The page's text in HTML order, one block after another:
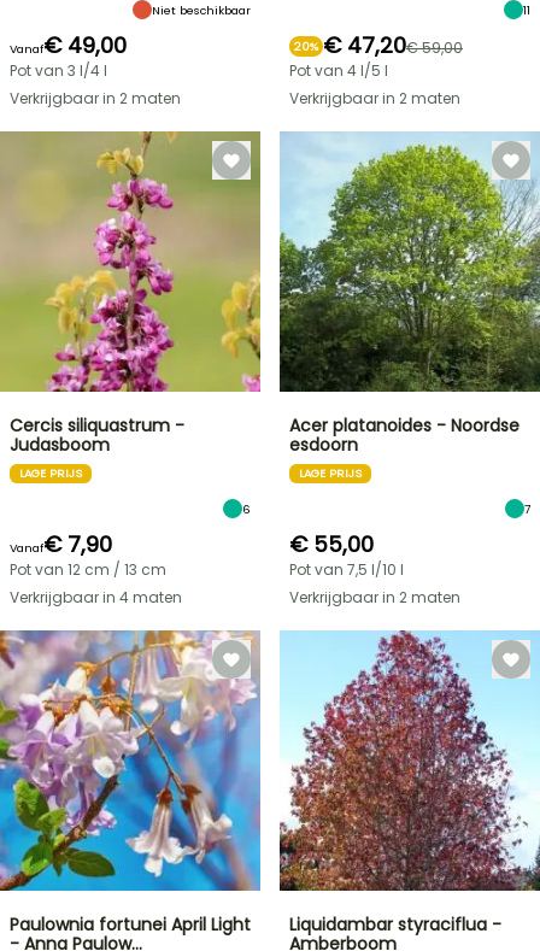
Niet beschikbaar
Vanaf€ 49,00
Pot van 3 l/4 l
Verkrijgbaar in 2 maten
11
20% € 47,20€ 59,00
Pot van 4 l/5 l
Verkrijgbaar in 2 maten
Cercis siliquastrum -
Judasboom
LAGE PRIJS
6
Vanaf€ 7,90
Pot van 12 cm / 13 cm
Verkrijgbaar in 4 maten
Acer platanoides - Noordse
esdoorn
LAGE PRIJS
7
€ 55,00
Pot van 7,5 l/10 l
Verkrijgbaar in 2 maten
Paulownia fortunei April Light
- Anna Paulow…
Liquidambar styraciflua -
Amberboom